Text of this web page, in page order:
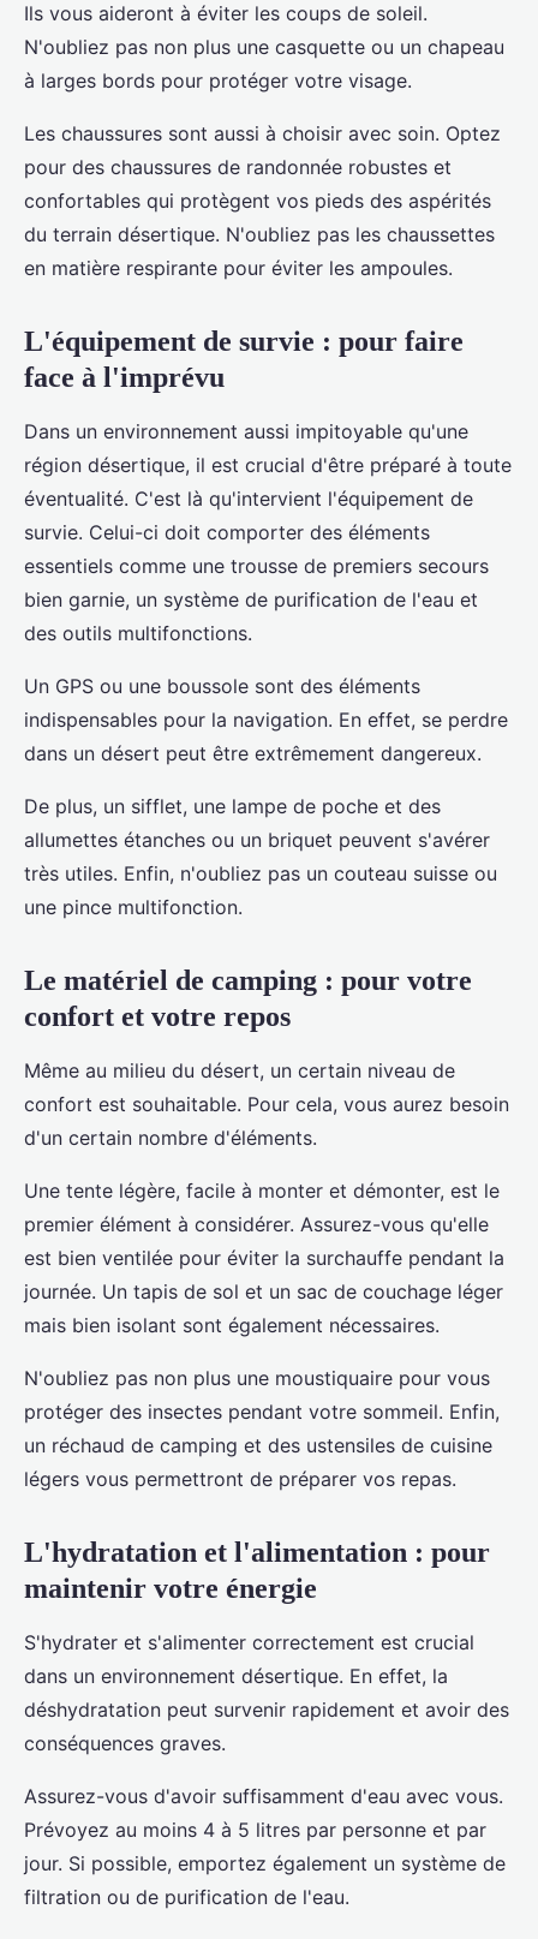
Ils vous aideront à éviter les coups de soleil.
N'oubliez pas non plus une casquette ou un chapeau
à larges bords pour protéger votre visage.
Les chaussures sont aussi à choisir avec soin. Optez
pour des chaussures de randonnée robustes et
confortables qui protègent vos pieds des aspérités
du terrain désertique. N'oubliez pas les chaussettes
en matière respirante pour éviter les ampoules.
L'équipement de survie : pour faire
face à l'imprévu
Dans un environnement aussi impitoyable qu'une
région désertique, il est crucial d'être préparé à toute
éventualité. C'est là qu'intervient l'équipement de
survie. Celui-ci doit comporter des éléments
essentiels comme une trousse de premiers secours
bien garnie, un système de purification de l'eau et
des outils multifonctions.
Un GPS ou une boussole sont des éléments
indispensables pour la navigation. En effet, se perdre
dans un désert peut être extrêmement dangereux.
De plus, un sifflet, une lampe de poche et des
allumettes étanches ou un briquet peuvent s'avérer
très utiles. Enfin, n'oubliez pas un couteau suisse ou
une pince multifonction.
Le matériel de camping : pour votre
confort et votre repos
Même au milieu du désert, un certain niveau de
confort est souhaitable. Pour cela, vous aurez besoin
d'un certain nombre d'éléments.
Une tente légère, facile à monter et démonter, est le
premier élément à considérer. Assurez-vous qu'elle
est bien ventilée pour éviter la surchauffe pendant la
journée. Un tapis de sol et un sac de couchage léger
mais bien isolant sont également nécessaires.
N'oubliez pas non plus une moustiquaire pour vous
protéger des insectes pendant votre sommeil. Enfin,
un réchaud de camping et des ustensiles de cuisine
légers vous permettront de préparer vos repas.
L'hydratation et l'alimentation : pour
maintenir votre énergie
S'hydrater et s'alimenter correctement est crucial
dans un environnement désertique. En effet, la
déshydratation peut survenir rapidement et avoir des
conséquences graves.
Assurez-vous d'avoir suffisamment d'eau avec vous.
Prévoyez au moins 4 à 5 litres par personne et par
jour. Si possible, emportez également un système de
filtration ou de purification de l'eau.